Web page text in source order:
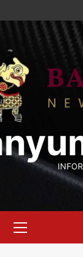
to
Menu